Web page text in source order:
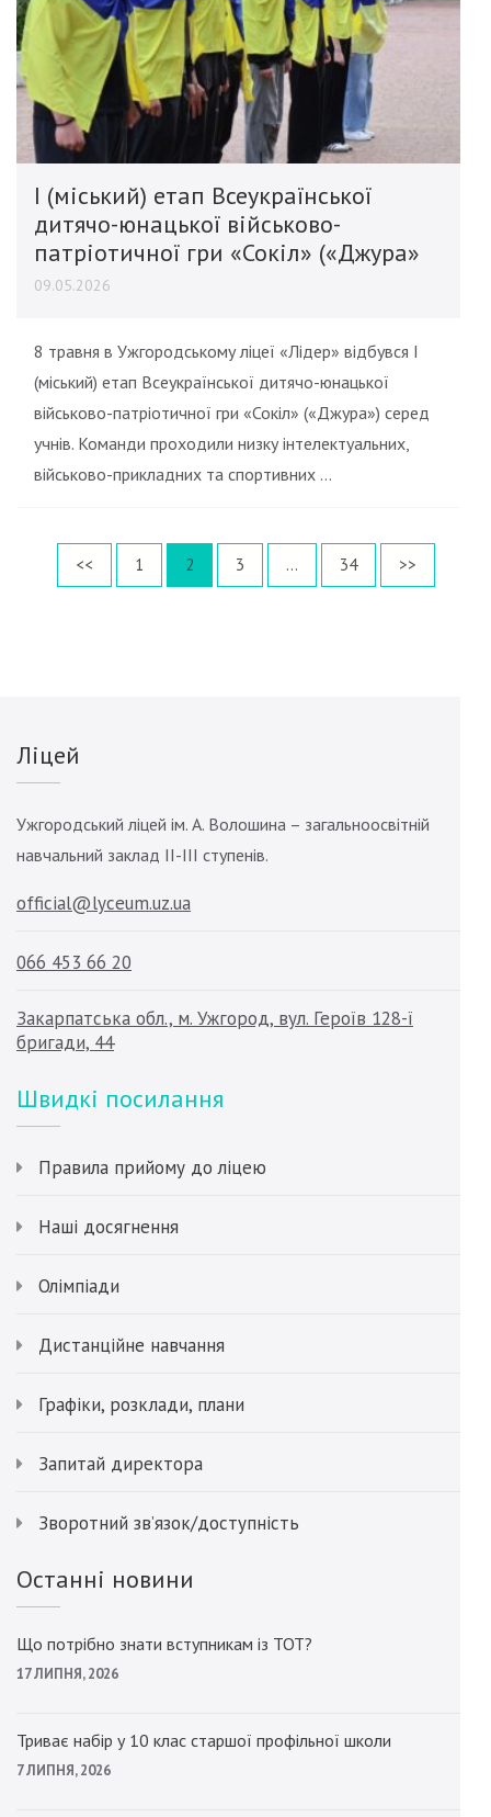
І (міський) етап Всеукраїнської
дитячо-юнацької військово-
патріотичної гри «Сокіл» («Джура»
09.05.2026
8 травня в Ужгородському ліцеї «Лідер» відбувся І
(міський) етап Всеукраїнської дитячо-юнацької
військово-патріотичної гри «Сокіл» («Джура») серед
учнів. Команди проходили низку інтелектуальних,
військово-прикладних та спортивних …
Пагінація
записів
<< Сторінку
1 Сторінку
2 Сторінку
3 … Сторінку
34 >>
Ліцей
Ужгородський ліцей ім. А. Волошина – загальноосвітній
навчальний заклад ІІ-ІІІ ступенів.
official@lyceum.uz.ua
066 453 66 20
Закарпатська обл., м. Ужгород, вул. Героїв 128-ї
бригади, 44
Швидкі посилання
Правила прийому до ліцею
Наші досягнення
Олімпіади
Дистанційне навчання
Графіки, розклади, плани
Запитай директора
Зворотний зв’язок/доступність
Останні новини
Що потрібно знати вступникам із ТОТ?
17 ЛИПНЯ, 2026
Триває набір у 10 клас старшої профільної школи
7 ЛИПНЯ, 2026